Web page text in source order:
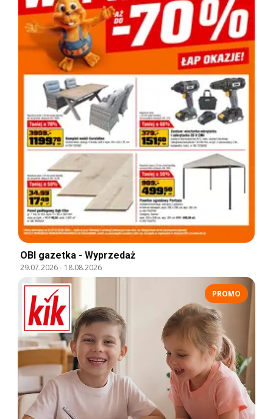
OBI gazetka - Wyprzedaż
29.07.2026- 18.08.2026
PROMO